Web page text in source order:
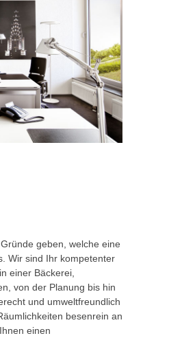
geben, welche eine
Wir sind Ihr kompetenter
einer Bäckerei,
von der Planung bis hin
und umweltfreundlich
besenrein an
einen